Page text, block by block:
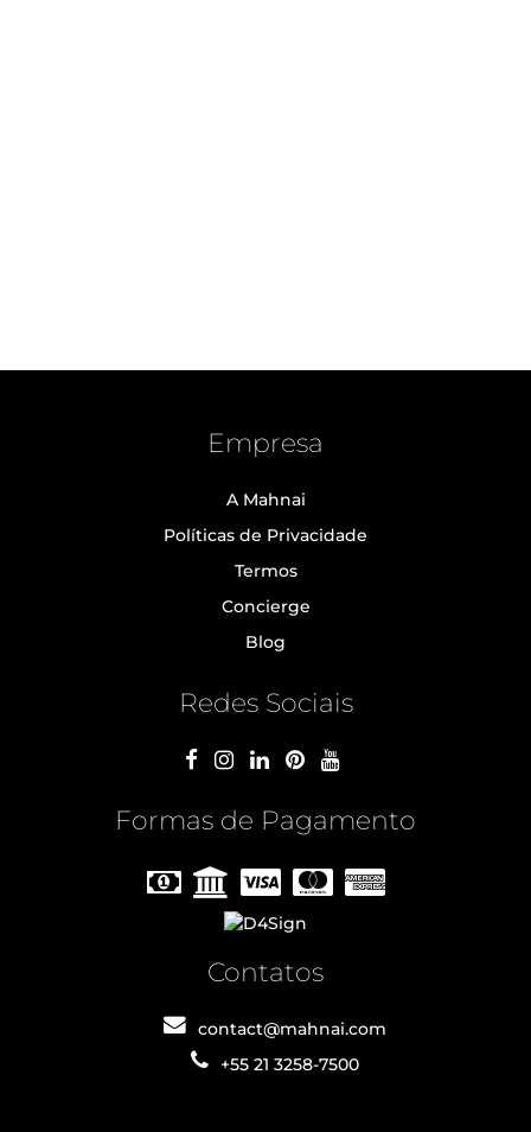
Empresa
A Mahnai
Políticas de Privacidade
Termos
Concierge
Blog
Redes Sociais
Formas de Pagamento
Contatos
contact@mahnai.com
+55 21 3258-7500